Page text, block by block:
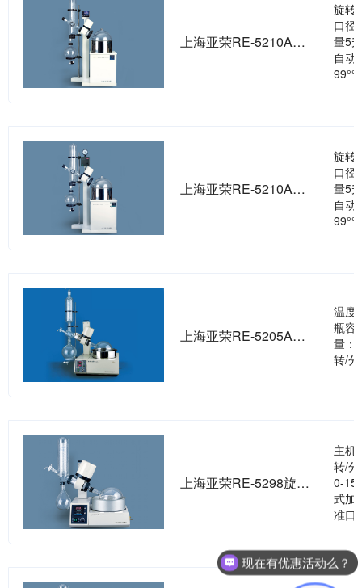
上海亚荣RE-5210AA旋转蒸发器
旋转
口径
量5
自动
上海亚荣RE-5210A旋转蒸发器
旋转
口径
量5
自动
上海亚荣RE-5205A旋转蒸发器
温度
瓶容
量：
转/分
上海亚荣RE-5298旋转蒸发器
主机
转/
0-
式加
准口
可以介绍下你们的产品么？